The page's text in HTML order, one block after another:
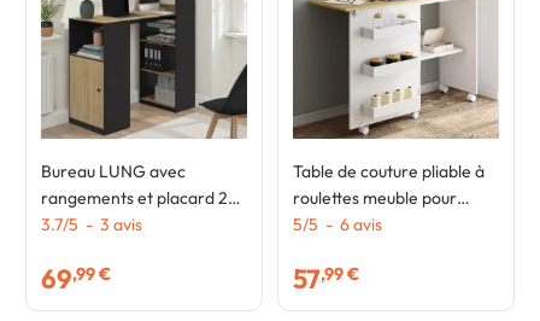
Bureau LUNG avec
rangements et placard 2
personnes noir et bois
3.7/5 - 3 avis
69,99 €
Table de couture pliable à
roulettes meuble pour
machine à coudre avec 4
5/5 - 6avis
57,99 €